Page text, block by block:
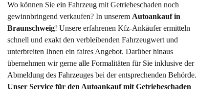
Wo können Sie ein Fahrzeug mit Getriebeschaden noch
gewinnbringend verkaufen? In unserem Autoankauf in
Braunschweig! Unsere erfahrenen Kfz-Ankäufer ermitteln
schnell und exakt den verbleibenden Fahrzeugwert und
unterbreiten Ihnen ein faires Angebot. Darüber hinaus
übernehmen wir gerne alle Formalitäten für Sie inklusive der
Abmeldung des Fahrzeuges bei der entsprechenden Behörde.
Unser Service für den Autoankauf mit Getriebeschaden